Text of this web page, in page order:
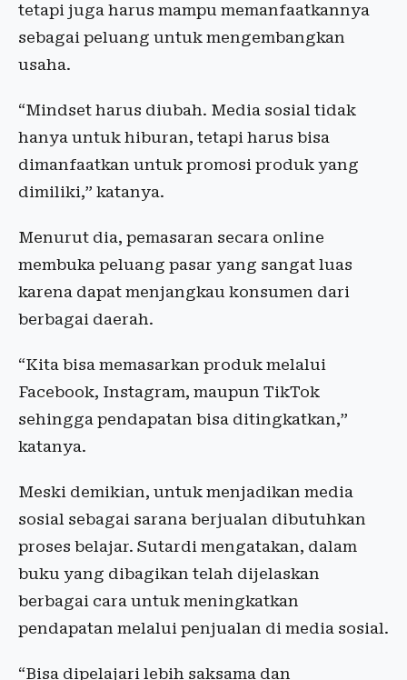
tetapi juga harus mampu memanfaatkannya
sebagai peluang untuk mengembangkan
usaha.
“Mindset harus diubah. Media sosial tidak
hanya untuk hiburan, tetapi harus bisa
dimanfaatkan untuk promosi produk yang
dimiliki,” katanya.
Menurut dia, pemasaran secara online
membuka peluang pasar yang sangat luas
karena dapat menjangkau konsumen dari
berbagai daerah.
“Kita bisa memasarkan produk melalui
Facebook, Instagram, maupun TikTok
sehingga pendapatan bisa ditingkatkan,”
katanya.
Meski demikian, untuk menjadikan media
sosial sebagai sarana berjualan dibutuhkan
proses belajar. Sutardi mengatakan, dalam
buku yang dibagikan telah dijelaskan
berbagai cara untuk meningkatkan
pendapatan melalui penjualan di media sosial.
“Bisa dipelajari lebih saksama dan